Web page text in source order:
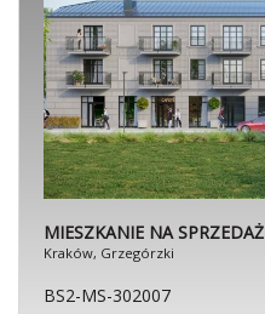
MIESZKANIE NA SPRZEDAŻ
Kraków, Grzegórzki
BS2-MS-302007